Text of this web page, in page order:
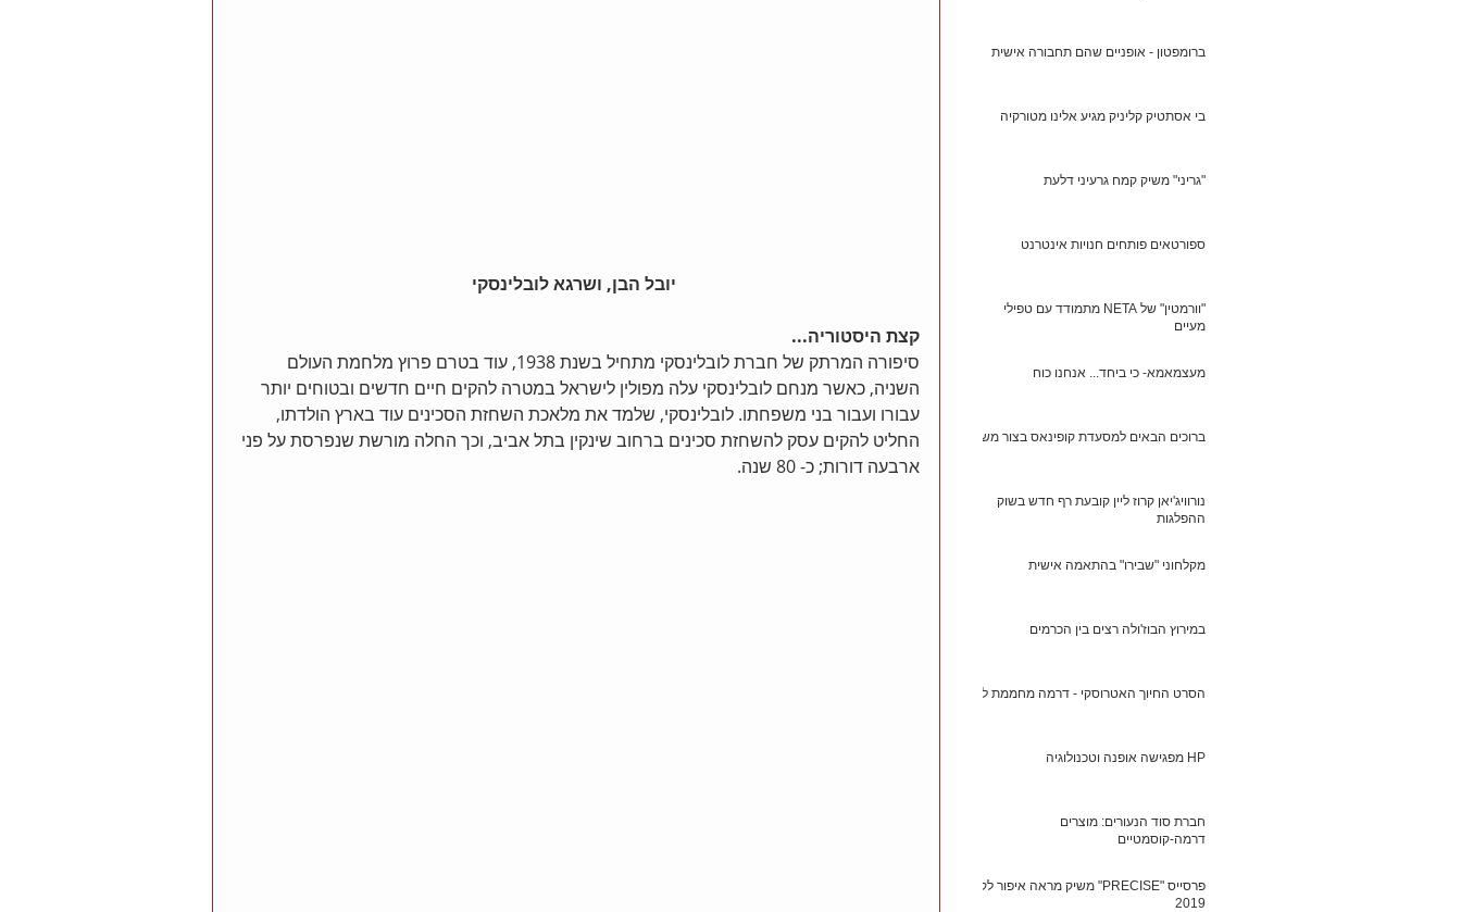
קצת היסטוריה...
סיפורה המרתק של חברת לובלינסקי מתחיל בשנת 1938, עוד בטרם פרוץ מלחמת העולם
השניה, כאשר מנחם לובלינסקי עלה מפולין לישראל במטרה להקים חיים חדשים ובטוחים יותר
עבורו ועבור בני משפחתו. לובלינסקי, שלמד את מלאכת השחזת הסכינים עוד בארץ הולדתו,
החליט להקים עסק להשחזת סכינים ברחוב שינקין בתל אביב, וכך החלה מורשת שנפרסת על פני
ארבעה דורות; כ- 80 שנה.
ברומפטון - אופניים שהם תחבורה אישית
בי אסתטיק קליניק מגיע אלינו מטורקיה
"גריני" משיק קמח גרעיני דלעת
ספורטאים פותחים חנויות אינטרנט
"וורמטין" של NETA מתמודד עם טפילי
מעיים
מעצמאמא- כי ביחד... אנחנו כוח
ברוכים הבאים למסעדת קופינאס בצור משה
נורוויג'יאן קרוז ליין קובעת רף חדש בשוק
ההפלגות
מקלחוני "שבירו" בהתאמה אישית
במירוץ הבוז'ולה רצים בין הכרמים
הסרט החיוך האטרוסקי - דרמה מחממת לב
HP מפגישה אופנה וטכנולוגיה
חברת סוד הנעורים: מוצרים
דרמה-קוסמטיים
פרסייס "PRECISE" משיק מראה איפור לקיץ
2019